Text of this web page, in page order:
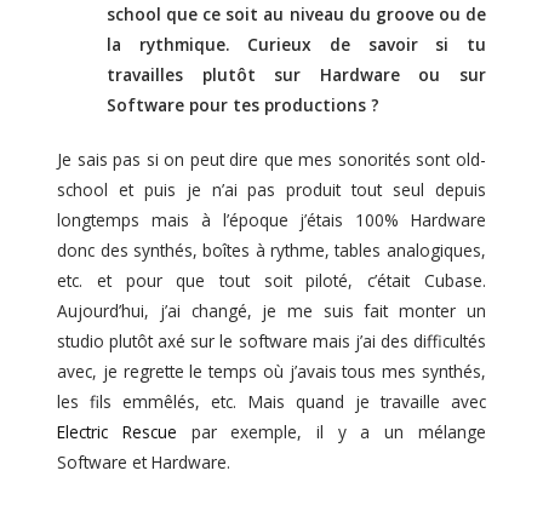
school que ce soit au niveau du groove ou de
la rythmique. Curieux de savoir si tu
travailles plutôt sur Hardware ou sur
Software pour tes productions ?
Je sais pas si on peut dire que mes sonorités sont old-
school et puis je n’ai pas produit tout seul depuis
longtemps mais à l’époque j’étais 100% Hardware
donc des synthés, boîtes à rythme, tables analogiques,
etc. et pour que tout soit piloté, c’était Cubase.
Aujourd’hui, j’ai changé, je me suis fait monter un
studio plutôt axé sur le software mais j’ai des difficultés
avec, je regrette le temps où j’avais tous mes synthés,
les fils emmêlés, etc. Mais quand je travaille avec
Electric Rescue par exemple, il y a un mélange
Software et Hardware.